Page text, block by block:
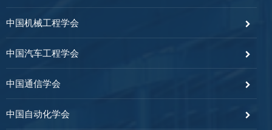
中国机械工程学会
中国汽车工程学会
中国通信学会
中国自动化学会